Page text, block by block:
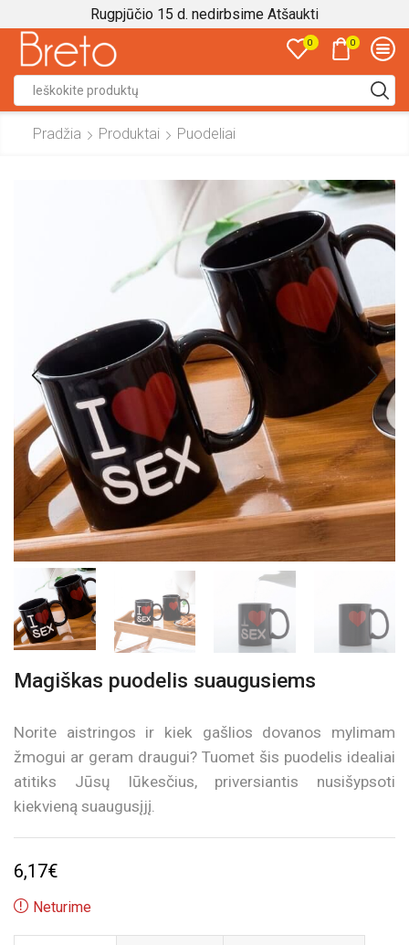
Rugpjūčio 15 d. nedirbsime Atšaukti
0 0
input
Pradžia Produktai Puodeliai
Magiškas puodelis suaugusiems
Norite aistringos ir kiek gašlios dovanos mylimam
žmogui ar geram draugui? Tuomet šis puodelis idealiai
atitiks Jūsų lūkesčius, priversiantis nusišypsoti
kiekvieną suaugusįjį.
6,17€
Neturime